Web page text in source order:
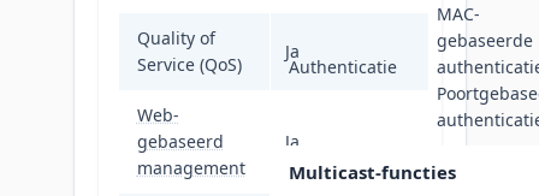
Quality of
Service (QoS)
Ja
Web-
gebaseerd
management
Ja
Authenticatie
MAC-
gebaseerde
Multicast-functies